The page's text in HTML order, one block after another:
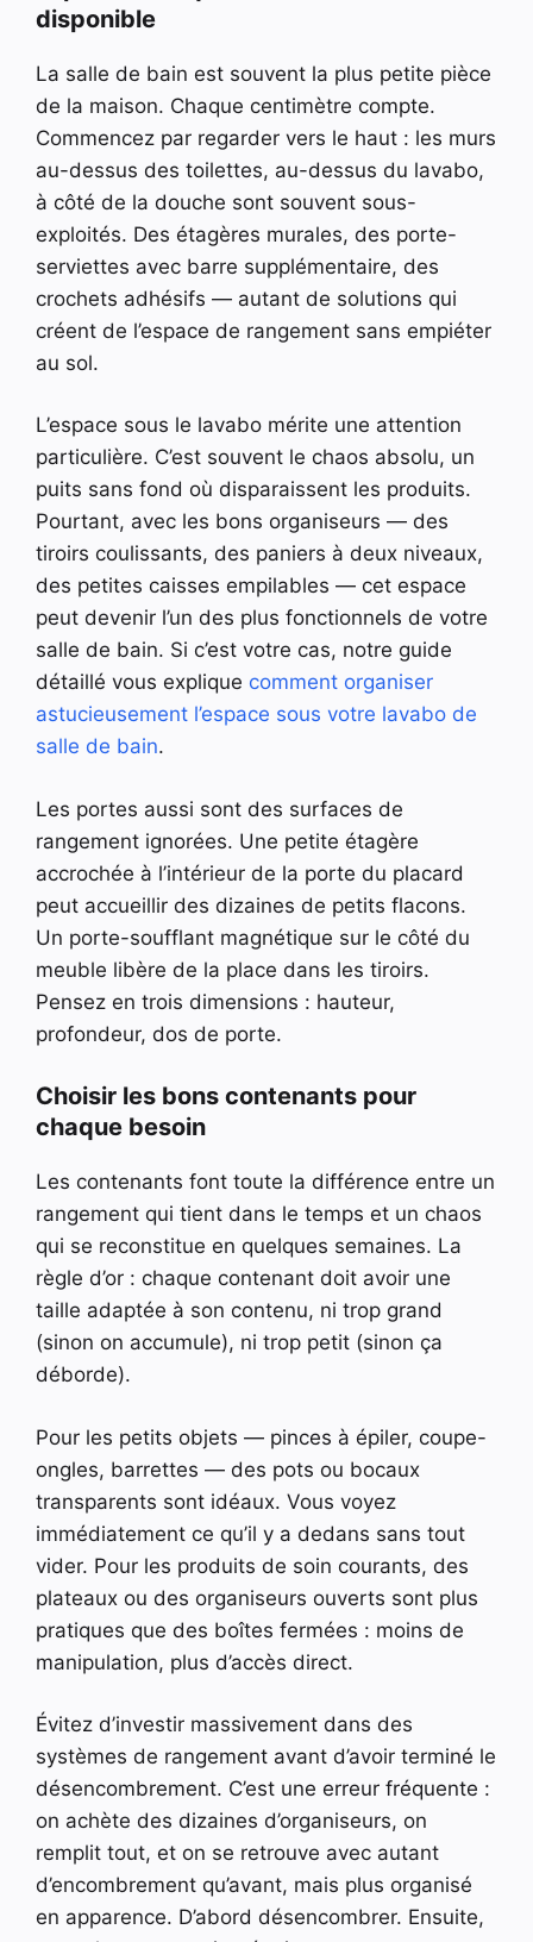
disponible
La salle de bain est souvent la plus petite pièce
de la maison. Chaque centimètre compte.
Commencez par regarder vers le haut : les murs
au-dessus des toilettes, au-dessus du lavabo,
à côté de la douche sont souvent sous-
exploités. Des étagères murales, des porte-
serviettes avec barre supplémentaire, des
crochets adhésifs — autant de solutions qui
créent de l’espace de rangement sans empiéter
au sol.
L’espace sous le lavabo mérite une attention
particulière. C’est souvent le chaos absolu, un
puits sans fond où disparaissent les produits.
Pourtant, avec les bons organiseurs — des
tiroirs coulissants, des paniers à deux niveaux,
des petites caisses empilables — cet espace
peut devenir l’un des plus fonctionnels de votre
salle de bain. Si c’est votre cas, notre guide
détaillé vous explique comment organiser
astucieusement l’espace sous votre lavabo de
salle de bain.
Les portes aussi sont des surfaces de
rangement ignorées. Une petite étagère
accrochée à l’intérieur de la porte du placard
peut accueillir des dizaines de petits flacons.
Un porte-soufflant magnétique sur le côté du
meuble libère de la place dans les tiroirs.
Pensez en trois dimensions : hauteur,
profondeur, dos de porte.
Choisir les bons contenants pour
chaque besoin
Les contenants font toute la différence entre un
rangement qui tient dans le temps et un chaos
qui se reconstitue en quelques semaines. La
règle d’or : chaque contenant doit avoir une
taille adaptée à son contenu, ni trop grand
(sinon on accumule), ni trop petit (sinon ça
déborde).
Pour les petits objets — pinces à épiler, coupe-
ongles, barrettes — des pots ou bocaux
transparents sont idéaux. Vous voyez
immédiatement ce qu’il y a dedans sans tout
vider. Pour les produits de soin courants, des
plateaux ou des organiseurs ouverts sont plus
pratiques que des boîtes fermées : moins de
manipulation, plus d’accès direct.
Évitez d’investir massivement dans des
systèmes de rangement avant d’avoir terminé le
désencombrement. C’est une erreur fréquente :
on achète des dizaines d’organiseurs, on
remplit tout, et on se retrouve avec autant
d’encombrement qu’avant, mais plus organisé
en apparence. D’abord désencombrer. Ensuite,